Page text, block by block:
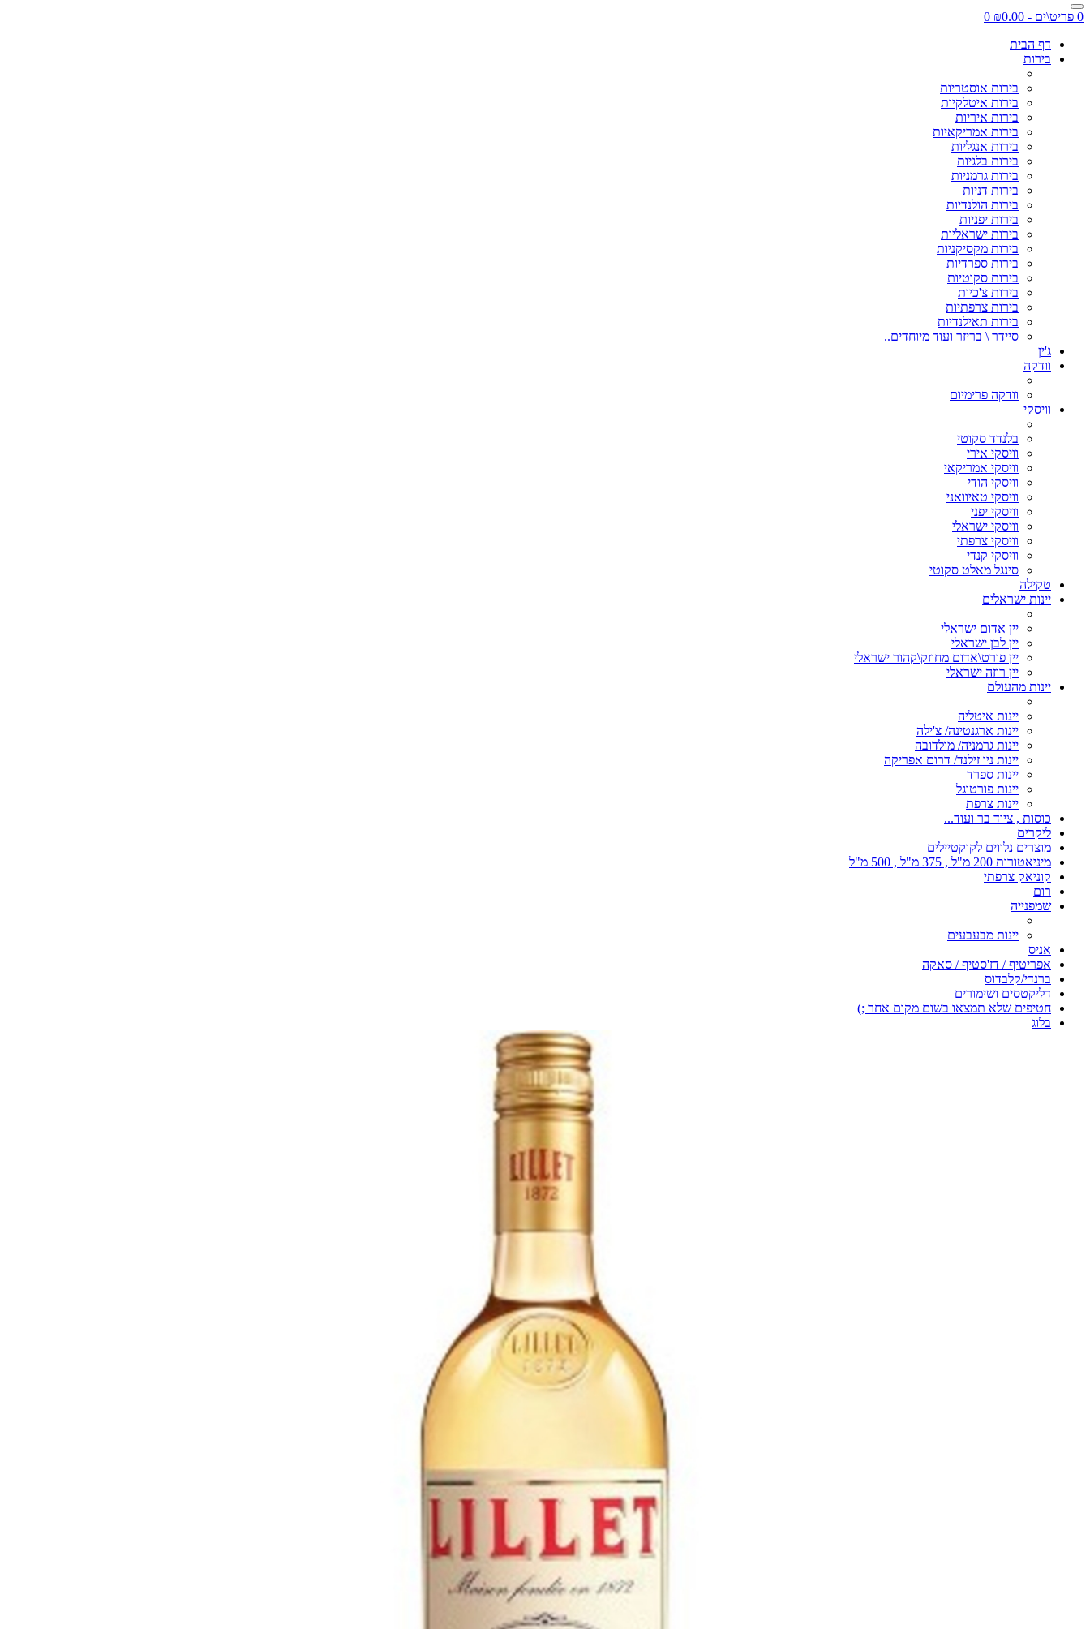
0 פריט\ים - ₪0.00
0
דף הבית
בירות
בירות אוסטריות
בירות איטלקיות
בירות איריות
בירות אמריקאיות
בירות אנגליות
בירות בלגיות
בירות גרמניות
בירות דניות
בירות הולנדיות
בירות יפניות
בירות ישראליות
בירות מקסיקניות
בירות ספרדיות
בירות סקוטיות
בירות צ'כיות
בירות צרפתיות
בירות תאילנדיות
סיידר \ בריזר ועוד מיוחדים..
ג'ין
וודקה
וודקה פרימיום
וויסקי
בלנדד סקוטי
וויסקי אירי
וויסקי אמריקאי
וויסקי הודי
וויסקי טאיוואני
וויסקי יפני
וויסקי ישראלי
וויסקי צרפתי
וויסקי קנדי
סינגל מאלט סקוטי
טקילה
יינות ישראלים
יין אדום ישראלי
יין לבן ישראלי
יין פורט\אדום מחוזק\קהור ישראלי
יין רוזה ישראלי
יינות מהעולם
יינות איטליה
יינות ארגנטינה/ צ'ילה
יינות גרמניה/ מולדובה
יינות ניו זילנד/ דרום אפריקה
יינות ספרד
יינות פורטוגל
יינות צרפת
כוסות , ציוד בר ועוד...
ליקרים
מוצרים נלווים לקוקטיילים
מיניאטורות 200 מ"ל , 375 מ"ל , 500 מ"ל
קוניאק צרפתי
רום
שמפנייה
יינות מבעבעים
אניס
אפריטיף / דז'סטיף / סאקה
ברנדי/קלבדוס
דליקטסים ושימורים
חטיפים שלא תמצאו בשום מקום אחר ;)
בלוג